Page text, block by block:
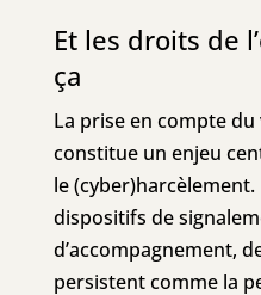
Et les droits de
ça
La prise en compte du
constitue un enjeu
le
dispositifs de
d’accompagnement,
persistent comme la